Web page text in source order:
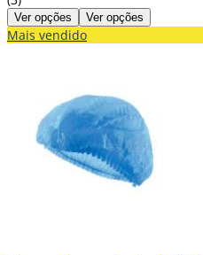
Ver opções Ver opções
Mais vendido